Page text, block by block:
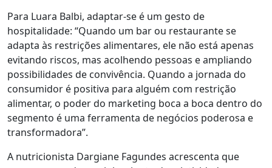
Para Luara Balbi, adaptar-se é um gesto de
hospitalidade: “Quando um bar ou restaurante se
adapta às restrições alimentares, ele não está apenas
evitando riscos, mas acolhendo pessoas e ampliando
possibilidades de convivência. Quando a jornada do
consumidor é positiva para alguém com restrição
alimentar, o poder do marketing boca a boca dentro do
segmento é uma ferramenta de negócios poderosa e
transformadora”.
A nutricionista Dargiane Fagundes acrescenta que